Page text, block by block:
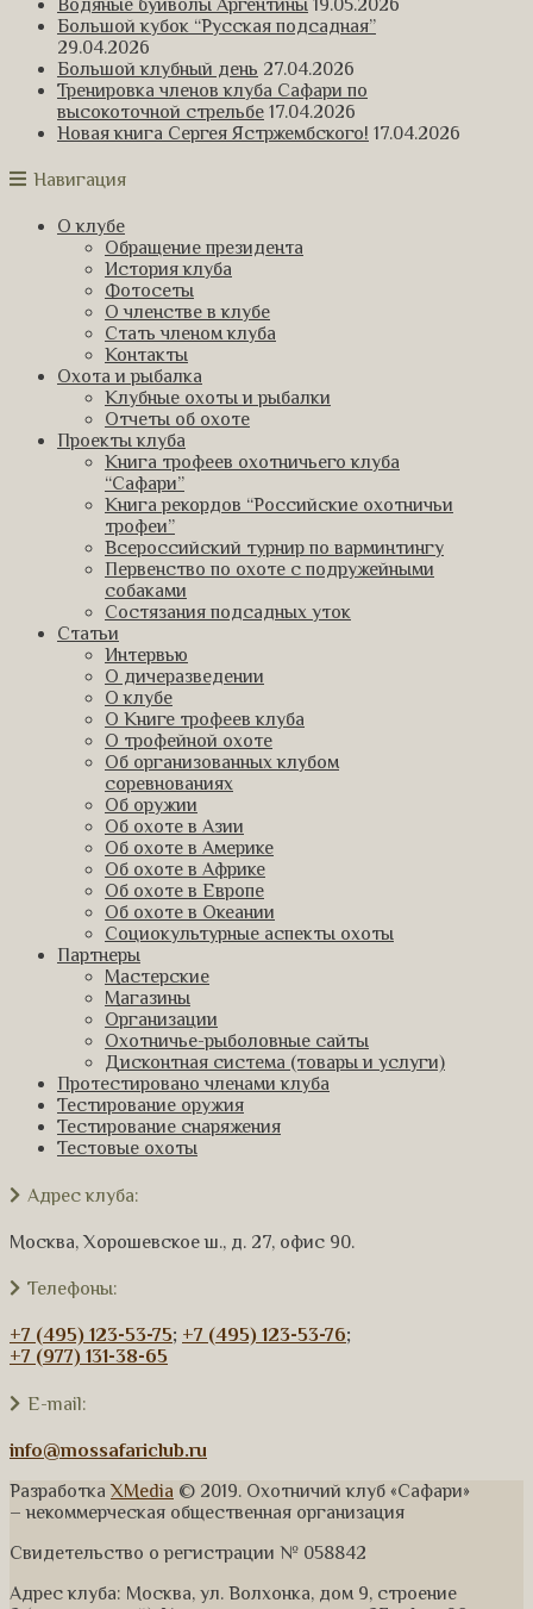
Водяные буйволы Аргентины 19.05.2026
Большой кубок “Русская подсадная”
29.04.2026
Большой клубный день 27.04.2026
Тренировка членов клуба Сафари по
высокоточной стрельбе 17.04.2026
Новая книга Сергея Ястржембского! 17.04.2026
Навигация
О клубе
Обращение президента
История клуба
Фотосеты
О членстве в клубе
Стать членом клуба
Контакты
Охота и рыбалка
Клубные охоты и рыбалки
Отчеты об охоте
Проекты клуба
Книга трофеев охотничьего клуба
“Сафари”
Книга рекордов “Российские охотничьи
трофеи”
Всероссийский турнир по варминтингу
Первенство по охоте с подружейными
собаками
Состязания подсадных уток
Статьи
Интервью
О дичеразведении
О клубе
О Книге трофеев клуба
О трофейной охоте
Об организованных клубом
соревнованиях
Об оружии
Об охоте в Азии
Об охоте в Америке
Об охоте в Африке
Об охоте в Европе
Об охоте в Океании
Социокультурные аспекты охоты
Партнеры
Мастерские
Магазины
Организации
Охотничье-рыболовные сайты
Дисконтная система (товары и услуги)
Протестировано членами клуба
Тестирование оружия
Тестирование снаряжения
Тестовые охоты
Адрес клуба:
Москва, Хорошевское ш., д. 27, офис 90.
Телефоны:
+7 (495) 123-53-75; +7 (495) 123-53-76;
+7 (977) 131-38-65
E-mail:
info@mossafariclub.ru
Разработка XMedia © 2019. Охотничий клуб «Сафари»
– некоммерческая общественная организация
Свидетельство о регистрации № 058842
Адрес клуба: Москва, ул. Волхонка, дом 9, строение